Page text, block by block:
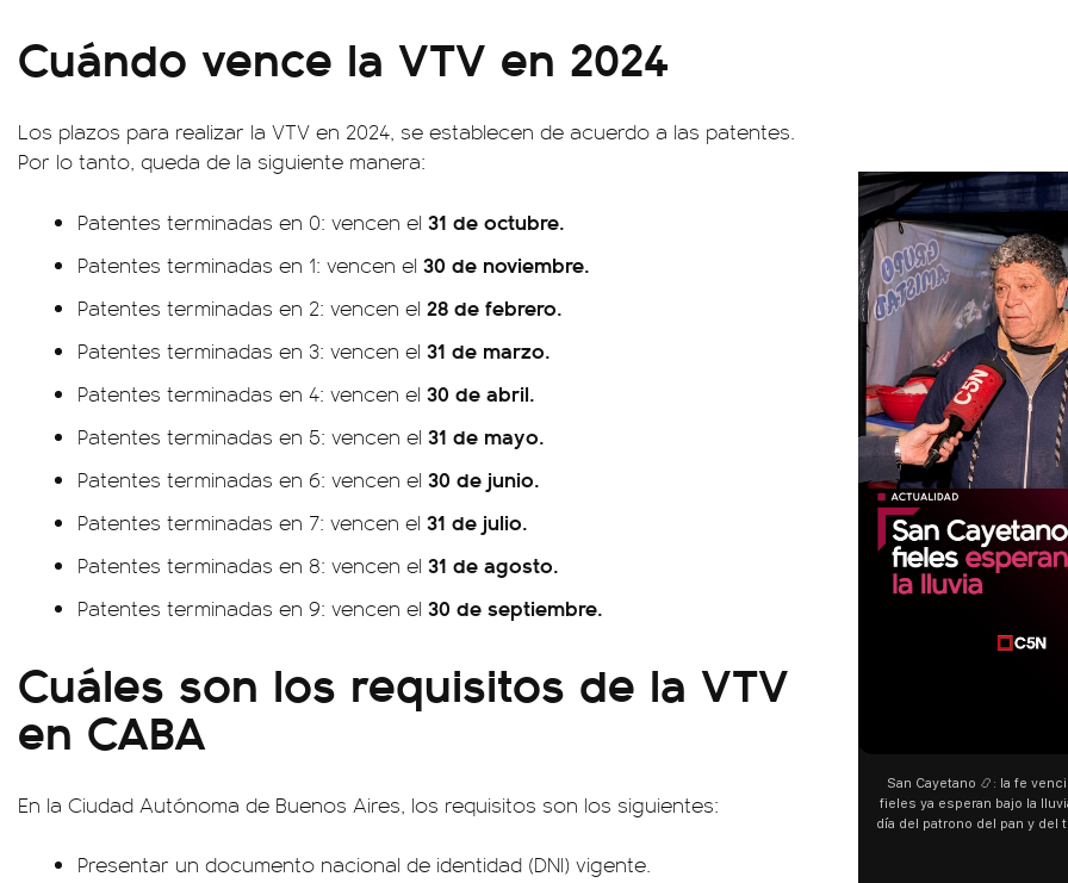
Cuándo vence la VTV en 2024
Los plazos para realizar la VTV en 2024, se establecen de acuerdo a las patentes.
Por lo tanto, queda de la siguiente manera:
Patentes terminadas en 0: vencen el 31 de octubre.
Patentes terminadas en 1: vencen el 30 de noviembre.
Patentes terminadas en 2: vencen el 28 de febrero.
Patentes terminadas en 3: vencen el 31 de marzo.
Patentes terminadas en 4: vencen el 30 de abril.
Patentes terminadas en 5: vencen el 31 de mayo.
Patentes terminadas en 6: vencen el 30 de junio.
Patentes terminadas en 7: vencen el 31 de julio.
Patentes terminadas en 8: vencen el 31 de agosto.
Patentes terminadas en 9: vencen el 30 de septiembre.
Cuáles son los requisitos de la VTV
en CABA
En la Ciudad Autónoma de Buenos Aires, los requisitos son los siguientes:
Presentar un documento nacional de identidad (DNI) vigente.
San Cayetano 📿: la fe
fieles ya esperan bajo la
día del patrono del pan y del
y pedir. 🎙️